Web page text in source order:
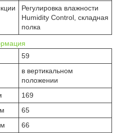
Регулировка влажности
Humidity Control, складная
полка
59
в вертикальном
положении
169
65
66